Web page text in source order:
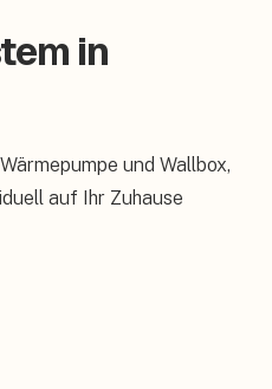
in
und Wallbox,
auf Ihr Zuhause